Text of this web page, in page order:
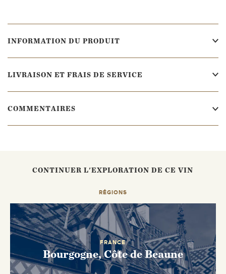
INFORMATION DU PRODUIT
LIVRAISON ET FRAIS DE SERVICE
COMMENTAIRES
CONTINUER L'EXPLORATION DE CE VIN
RÉGIONS
FRANCE
Bourgogne, Côte de Beaune